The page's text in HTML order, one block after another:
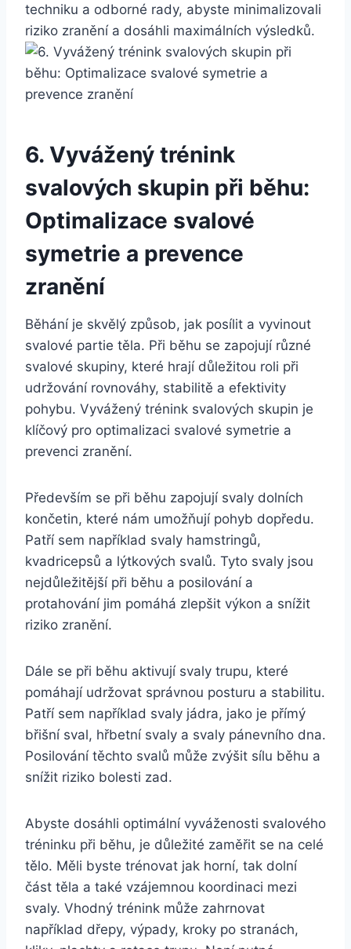
techniku a odborné rady, abyste minimalizovali
riziko zranění a dosáhli maximálních výsledků.
6. Vyvážený trénink
svalových skupin při běhu:
Optimalizace svalové
symetrie a prevence
zranění
Běhání je skvělý způsob, jak posílit a vyvinout
svalové partie těla. Při běhu se zapojují různé
svalové skupiny, které hrají důležitou roli při
udržování rovnováhy, stabilitě a efektivity
pohybu. Vyvážený trénink svalových skupin je
klíčový pro optimalizaci svalové symetrie a
prevenci zranění.
Především se při běhu zapojují svaly dolních
končetin, které nám umožňují pohyb dopředu.
Patří sem například svaly hamstringů,
kvadricepsů a lýtkových svalů. Tyto svaly jsou
nejdůležitější při běhu a posilování a
protahování jim pomáhá zlepšit výkon a snížit
riziko zranění.
Dále se při běhu aktivují svaly trupu, které
pomáhají udržovat správnou posturu a stabilitu.
Patří sem například svaly jádra, jako je přímý
břišní sval, hřbetní svaly a svaly pánevního dna.
Posilování těchto svalů může zvýšit sílu běhu a
snížit riziko bolesti zad.
Abyste dosáhli optimální vyváženosti svalového
tréninku při běhu, je důležité zaměřit se na celé
tělo. Měli byste trénovat jak horní, tak dolní
část těla a také vzájemnou koordinaci mezi
svaly. Vhodný trénink může zahrnovat
například dřepy, výpady, kroky po stranách,